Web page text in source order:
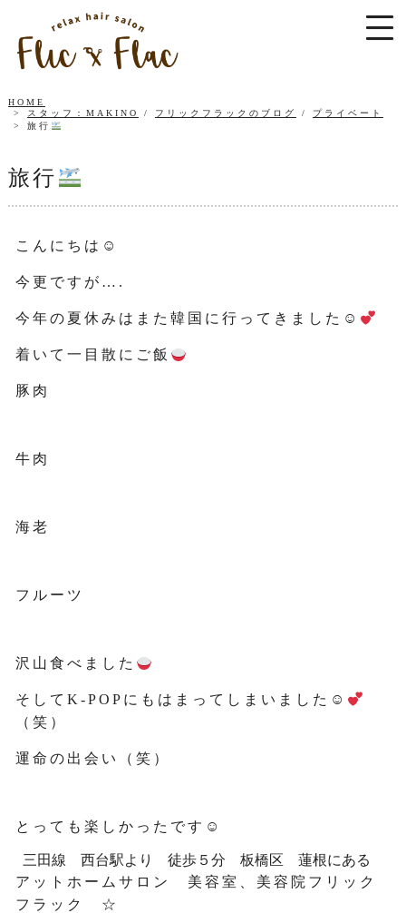
HOME
スタッフ：MAKINO
/ フリックフラックのブログ / プライベート
旅行
旅行
こんにちは☺
今更ですが….
今年の夏休みはまた韓国に行ってきました☺
着いて一目散にご飯
豚肉
牛肉
海老
フルーツ
沢山食べました
そしてK-POPにもはまってしまいました☺
（笑）
運命の出会い（笑）
とっても楽しかったです☺
三田線 西台駅より 徒歩５分 板橋区 蓮根にある
アットホームサロン 美容室、美容院フリック
フラック ☆